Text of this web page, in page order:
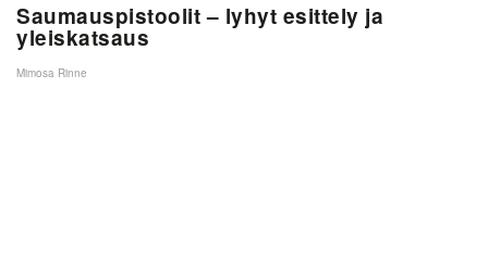
Saumauspistoolit – lyhyt esittely ja
yleiskatsaus
Mimosa Rinne